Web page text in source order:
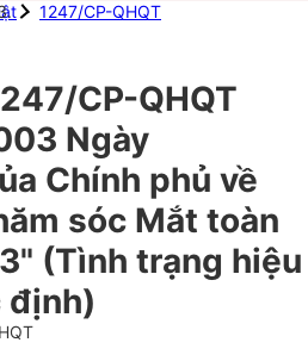
1247/CP-QHQT
CP-QHQT
Ngày
Chính phủ về
sóc Mắt toàn
(Tình trạng hiệu
định)